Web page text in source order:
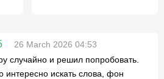
26 March 2026 04:53
случайно и решил попробовать.
интересно искать слова, фон